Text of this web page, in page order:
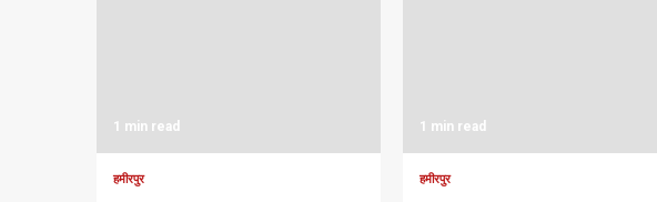
1 min read
हमीरपुर
1 min read
हमीरपुर